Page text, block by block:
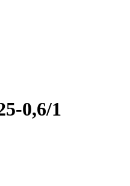
0,6/1